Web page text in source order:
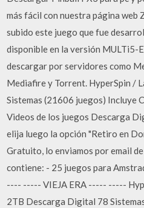
más fácil con nuestra página web
subido este juego que fue
disponible en la versión MULTi5-
descargar por servidores como
Mediafire y Torrent. HyperSpin /
Sistemas (21606 juegos) Incluye
Videos de los juegos Descarga
elija luego la opción "Retiro en
Gratuito, lo enviamos por email
contiene: - 25 juegos para
---- ----- VIEJA ERA ----- -----
2TB Descarga Digital 78